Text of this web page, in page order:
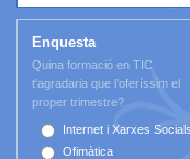
Enquesta
Quina formació en TIC
t'agradaria que l’oferíssim el
proper trimestre?
Internet i Xarxes Socials
Ofimàtica